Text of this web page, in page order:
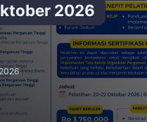
2026